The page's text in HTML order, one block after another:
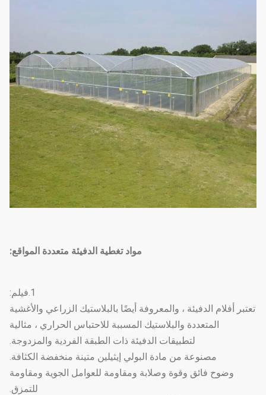
مواد تغطية الدفيئة متعددة المواقع:
1.فيلم:
تعتبر أفلام الدفيئة ، والمعروفة أيضًا بالبلاستيك الزراعي والأغشية
المتعددة والبلاستيك المسببة للاحتباس الحراري ، مثالية
لتطبيقات الدفيئة ذات الطبقة الفردية والمزدوجة.
مصنوعة من مادة البولي إيثيلين متينة منخفضة الكثافة.
وضوح فائق وقوة وصلابة ومقاومة للعوامل الجوية ومقاومة
للتمزق.